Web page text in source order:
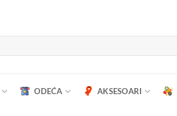
ODEĆA AKSESOARI